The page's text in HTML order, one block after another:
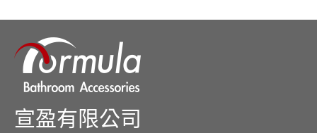
宣盈有限公司